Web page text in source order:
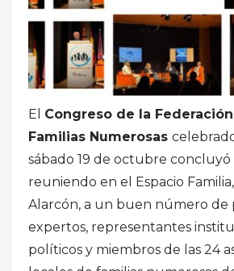
El Congreso de la
Familias Numerosas
sábado 19 de octubre
reuniendo en el Espacio
Alarcón, a un buen número de
expertos, representantes
políticos y miembros de las 24